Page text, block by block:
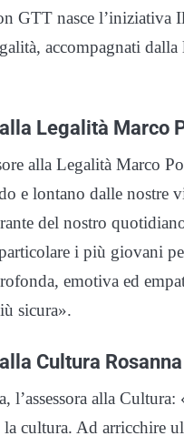
GTT nasce
accompagnati
Legalità Marco
alla Legalità Marco
e lontano dalle nostre
del nostro
i più giovani
emotiva ed
sicura».
Cultura
l’assessora alla
la cultura. Ad arricchire